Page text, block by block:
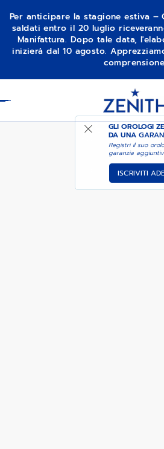
Per anticipare la stagione estiva
saldati entro il 20 luglio
Manifattura. Dopo tale data,
inizierà dal 10 agosto.
GLI OROLOGI
DA UNA
Registri il suo
garanzia
ISCRIVITI
CRONOGRAFO DEFY SKYLINE